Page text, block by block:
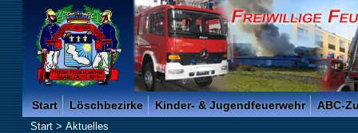
Freiwillige Feuerwehr der Kreisstadt Saarlouis -
Start Löschbezirke Kinder- & Jugendfeuerwehr ABC-
Start>Aktuelles